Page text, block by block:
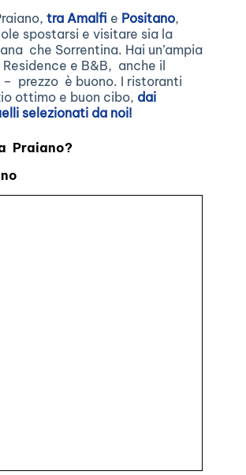
tra Amalfi e Positano,
spostarsi e visitare sia la
che Sorrentina. Hai un’ampia
e B&B, anche il
prezzo è buono. I ristoranti
ottimo e buon cibo, dai
selezionati da noi!
Praiano?